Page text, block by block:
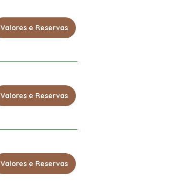
Valores e Reservas
Valores e Reservas
Valores e Reservas